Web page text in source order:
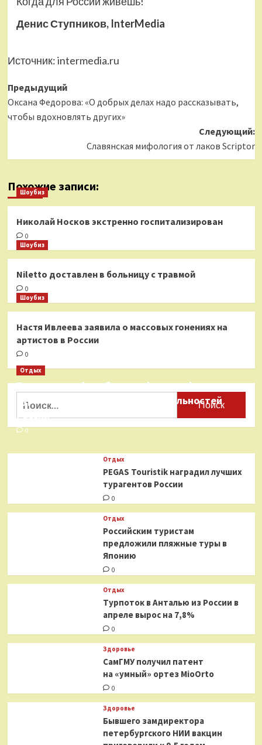
Денис Ступников, InterMedia
Источник:intermedia.ru
Навигация
записи
Предыдущий
Оксана Федорова: «О добрых делах надо рассказывать,
чтобы вдохновлять других»
Следующий:
Славянская мифология от лаков Scriptor
Похожие записи:
Шоубиз
Николай Носков экстренно госпитализирован
0
Шоубиз
Niletto доставлен в больницу с травмой
0
Шоубиз
Настя Ивлеева заявила о массовых гонениях на
артистов в России
0
Отдых
Бесплатные фотобанки с фотографиями
туристических достопримечательностей
России
0
Отдых
PEGAS Touristik наградил лучших
турагентов России
0
Отдых
Российским туристам
предложили пляжные туры в
Японию
0
Отдых
Турпоток в Анталью из России в
апреле вырос на 7,8%
0
Здоровье
СамГМУ получил патент
на «умный» ортез MioOrto
0
Здоровье
Бывшего замдиректора
петербургского НИИ вакцин